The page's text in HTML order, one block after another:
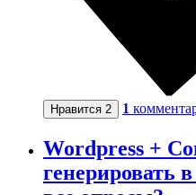
Нравится 2 1
Wordpress +
генерировать